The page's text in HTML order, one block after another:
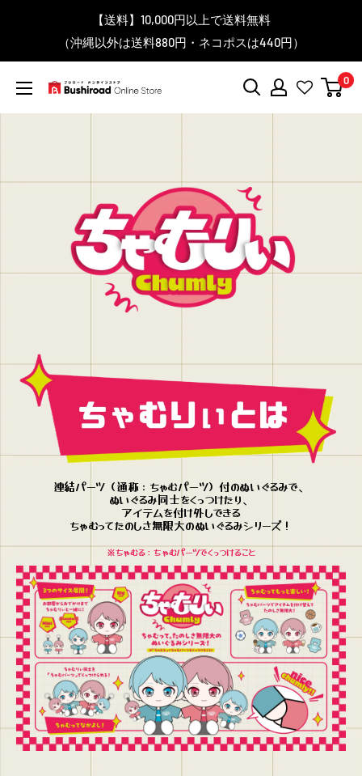
プ
▼送料をおトクにお買物する方法をご紹介♪
【こちらをクリック】
【送料】10,000円以上で送料無料
（沖縄以外は送料880円・ネコポスは440円）
＼予約受付中！／
BanG Dream! ちゃむりぃ みに Ave Mujica 鮮美透涼 ver.販売
中！
▼「作品・ブランドから探す」で
欲しい商品を手に入れよう！
▼スムーズに商品を探すなら、
「カテゴリーから探す」を活用しよう！
▼お気に入り登録機能を活用しよう♪
【こちらをクリック】
ブ
オ
0
連結パーツ（通称：ちゃむパーツ）付のぬいぐるみで、
ぬいぐるみ同士をくっつけたり、
アイテムを付け外しできる
ちゃむってたのしさ無限大のぬいぐるみシリーズ！
※ちゃむる：ちゃむパーツでくっつけること